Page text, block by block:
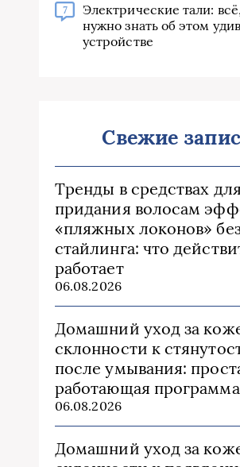
7
Электрические тали:
нужно знать об этом
устройстве
Свежие
Тренды в средствах для
придания волосам
«пляжных локонов»
стайлинга: что
работает
06.08.2026
Домашний уход за
склонности к
после умывания:
работающая программа
06.08.2026
Домашний уход за